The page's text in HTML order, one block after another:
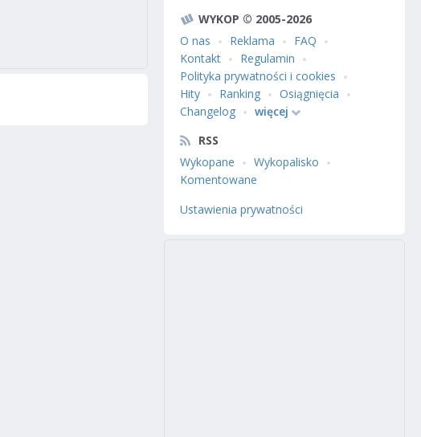
WYKOP © 2005-2026
O nas
Reklama
FAQ
Kontakt
Regulamin
Polityka prywatności i cookies
Hity
Ranking
Osiągnięcia
Changelog
więcej
RSS
Wykopane
Wykopalisko
Komentowane
Ustawienia prywatności